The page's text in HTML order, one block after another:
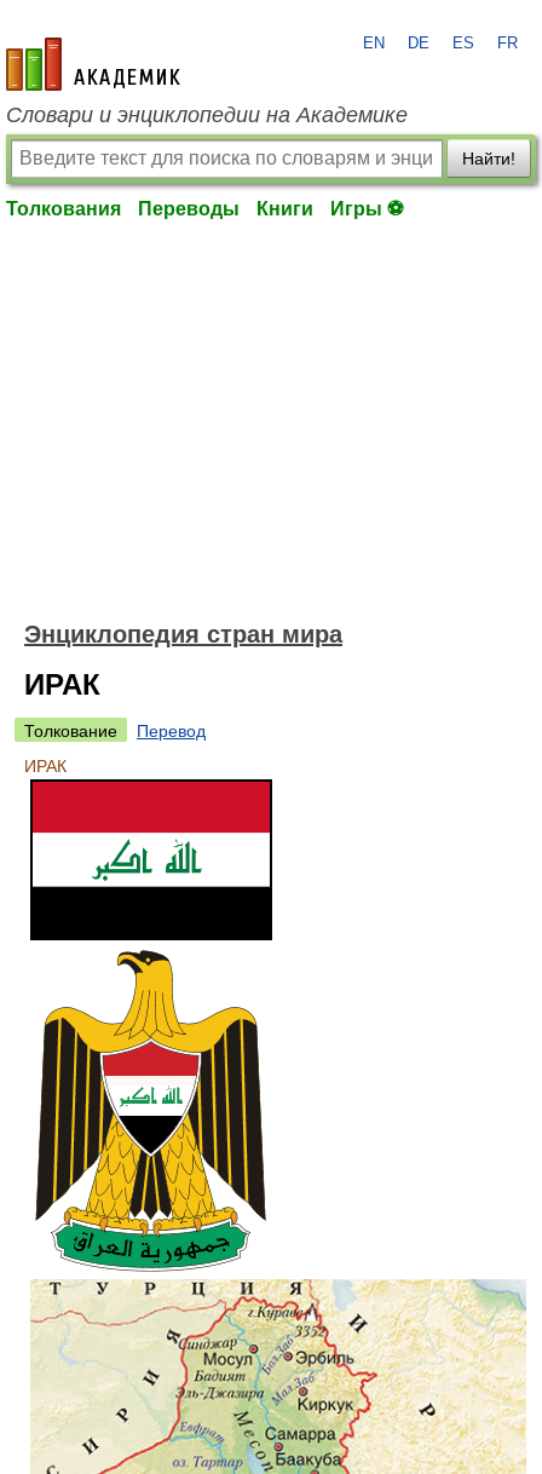
academic.ru
EN DE ES FR
Словари и энциклопедии на Академике
Найти!
Толкования Переводы Книги Игры ⚽
Энциклопедия стран мира
ИРАК
Толкование
Перевод
ИРАК